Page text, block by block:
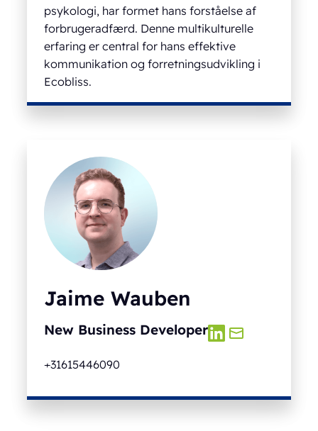
psykologi, har formet hans forståelse af
forbrugeradfærd. Denne multikulturelle
erfaring er central for hans effektive
kommunikation og forretningsudvikling i
Ecobliss.
Jaime Wauben
New Business Developer
+31615446090